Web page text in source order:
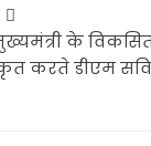
के
करते डीएम